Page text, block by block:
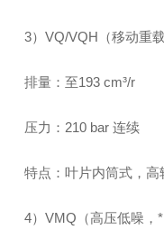
3）VQ/VQH（移动重
排量：至193 cm³/r
压力：210 bar 连续
特点：叶片内筒式，高
4）VMQ（高压低噪，*